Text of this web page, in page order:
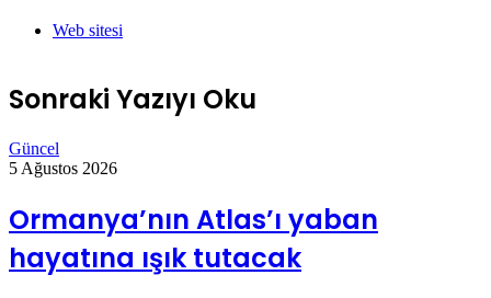
Web sitesi
Sonraki Yazıyı Oku
Güncel
5 Ağustos 2026
Ormanya’nın Atlas’ı yaban
hayatına ışık tutacak